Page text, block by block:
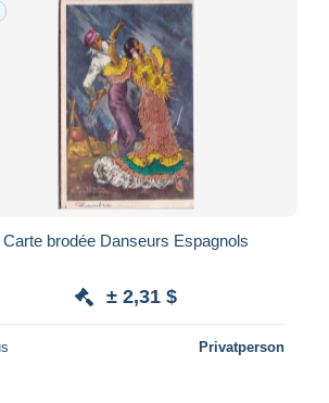
Carte brodée Danseurs Espagnols
± 2,31 $
Privatperson